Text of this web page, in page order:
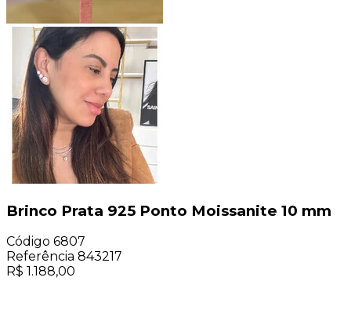
Brinco Prata 925 Ponto Moissanite 10 mm
Código 6807
Referência 843217
R$ 1.188,00